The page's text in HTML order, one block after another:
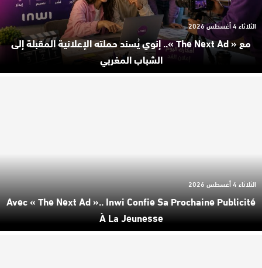
مع « The Next Ad ».. إنوي يُسند حملته الإعلانية المقبلة إلى
الشباب المغربي
الثلاثاء 4 أغسطس 2026
Avec « The Next Ad ».. Inwi Confie Sa Prochaine Publicité
À La Jeunesse
الثلاثاء 4 أغسطس 2026